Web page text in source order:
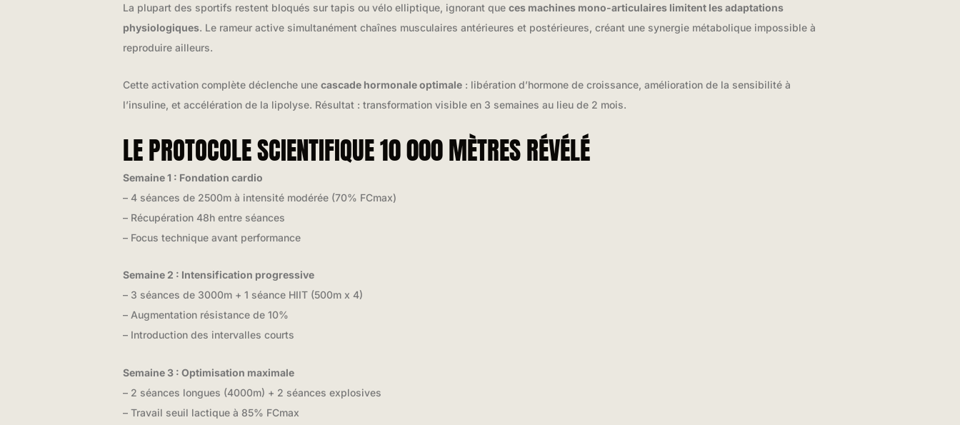
La plupart des sportifs restent bloqués sur tapis ou vélo elliptique, ignorant que ces machines mono-articulaires limitent les adaptations
physiologiques. Le rameur active simultanément chaînes musculaires antérieures et postérieures, créant une synergie métabolique impossible à
reproduire ailleurs.
Cette activation complète déclenche une cascade hormonale optimale : libération d’hormone de croissance, amélioration de la sensibilité à
l’insuline, et accélération de la lipolyse. Résultat : transformation visible en 3 semaines au lieu de 2 mois.
LE PROTOCOLE SCIENTIFIQUE 10 000 MÈTRES RÉVÉLÉ
Semaine 1 : Fondation cardio
– 4 séances de 2500m à intensité modérée (70% FCmax)
– Récupération 48h entre séances
– Focus technique avant performance
Semaine 2 : Intensification progressive
– 3 séances de 3000m + 1 séance HIIT (500m x 4)
– Augmentation résistance de 10%
– Introduction des intervalles courts
Semaine 3 : Optimisation maximale
– 2 séances longues (4000m) + 2 séances explosives
– Travail seuil lactique à 85% FCmax